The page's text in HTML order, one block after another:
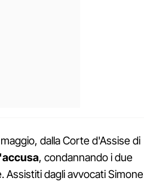
dalla Corte d'Assise di
, condannando i due
Assistiti dagli avvocati Simone